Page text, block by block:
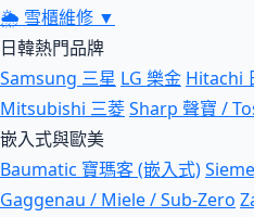
🌦 雪櫃維修 ▼
日韓熱門品牌
Samsung 三星 LG 樂金 Hitachi
Mitsubishi 三菱Sharp 聲寶 /
嵌入式與歐美
Baumatic 寶瑪客 (嵌入式)
Gaggenau / Miele / Sub-Zero